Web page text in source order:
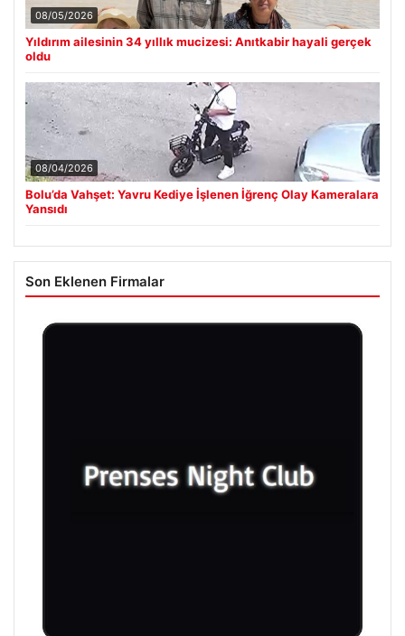
08/05/2026
Yıldırım ailesinin 34 yıllık mucizesi: Anıtkabir hayali gerçek
oldu
08/04/2026
Bolu’da Vahşet: Yavru Kediye İşlenen İğrenç Olay Kameralara
Yansıdı
Son Eklenen Firmalar